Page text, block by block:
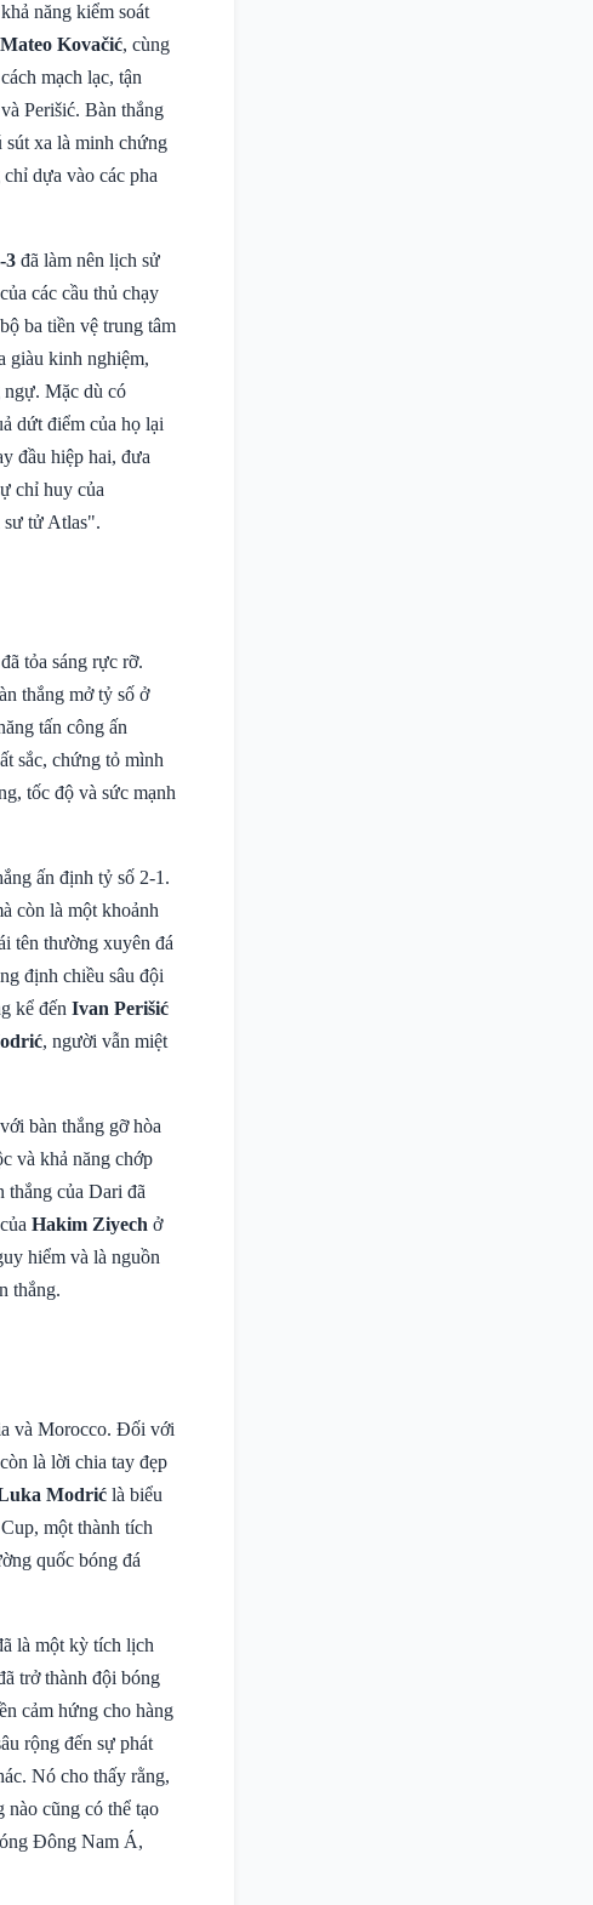
năng kiểm soát
Mateo Kovačić, cùng
mạch lạc, tận
Perišić. Bàn thắng
xa là minh chứng
dựa vào các pha
3 đã làm nên lịch sử
các cầu thủ chạy
ba tiền vệ trung tâm
giàu kinh nghiệm,
ngự. Mặc dù có
dứt điểm của họ lại
đầu hiệp hai, đưa
chỉ huy của
sư tử Atlas".
tỏa sáng rực rỡ.
thắng mở tỷ số ở
tấn công ấn
sắc, chứng tỏ mình
tốc độ và sức mạnh
ấn định tỷ số 2-1.
còn là một khoảnh
tên thường xuyên đá
định chiều sâu đội
kể đến Ivan Perišić
, người vẫn miệt
bàn thắng gỡ hòa
và khả năng chớp
thắng của Dari đã
Hakim Ziyech ở
hiểm và là nguồn
thắng.
và Morocco. Đối với
là lời chia tay đẹp
Modrić là biểu
một thành tích
quốc bóng đá
là một kỳ tích lịch
trở thành đội bóng
cảm hứng cho hàng
rộng đến sự phát
Nó cho thấy rằng,
cũng có thể tạo
Đông Nam Á,